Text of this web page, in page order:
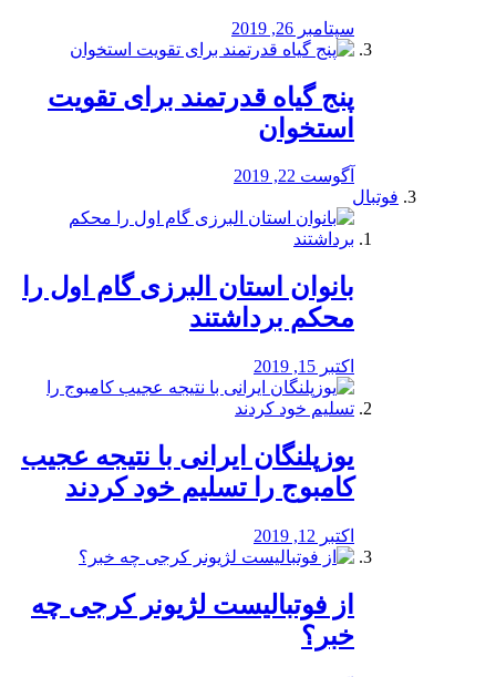
سپتامبر 26, 2019
پنج گیاه قدرتمند برای تقویت
استخوان
آگوست 22, 2019
فوتبال
بانوان استان البرزی گام اول را
محكم برداشتند
اکتبر 15, 2019
یوزپلنگان ایرانی با نتیجه عجیب
کامبوج را تسلیم خود کردند
اکتبر 12, 2019
از فوتبالیست لژیونر کرجی چه
خبر؟